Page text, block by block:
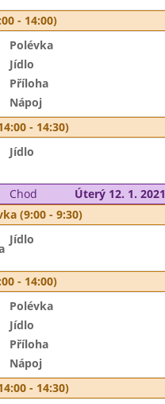
- 14:00)
Polévka
Jídlo
Příloha
Nápoj
- 14:30)
Jídlo
Chod
Úterý 12. 1. 2021
(9:00 - 9:30)
Jídlo
- 14:00)
Polévka
Jídlo
Příloha
Nápoj
- 14:30)